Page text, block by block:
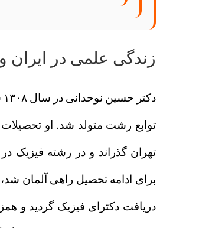
زندگی علمی در ایران
توابع رشت متولد شد. او
تهران گذراند و در رشته فیزیک
برای ادامه تحصیل راهی آلمان
دریافت دکترای فیزیک گرديد و